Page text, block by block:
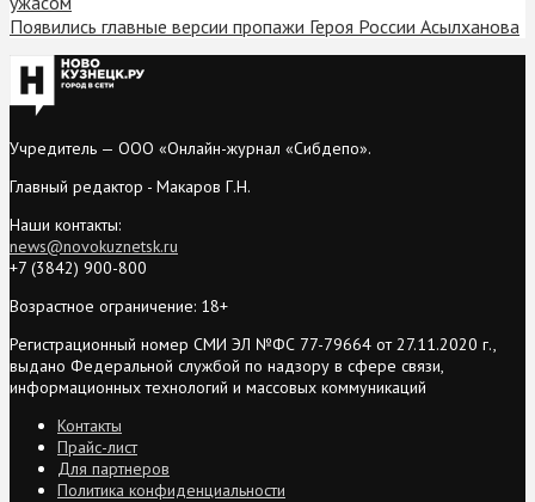
Появились главные версии пропажи Героя России Асылханова
Учредитель — ООО «Онлайн-журнал «Сибдепо».
Главный редактор - Макаров Г.Н.
Наши контакты:
news@novokuznetsk.ru
+7 (3842) 900-800
Возрастное ограничение: 18+
Регистрационный номер СМИ ЭЛ №ФС 77-79664 от 27.11.2020 г.,
выдано Федеральной службой по надзору в сфере связи,
информационных технологий и массовых коммуникаций
Контакты
Прайс-лист
Для партнеров
Политика конфиденциальности